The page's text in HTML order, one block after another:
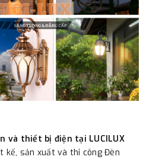
và thiết bị điện tại LUCILUX
kế, sản xuất và thi công Đèn